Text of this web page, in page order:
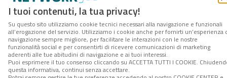
I tuoi contenuti, la tua privacy!
Su questo sito utilizziamo cookie tecnici necessari alla navigazione e funzionali
all’erogazione del servizio. Utilizziamo i cookie anche per fornirti un’esperienza
navigazione sempre migliore, per facilitare le interazioni con le nostre
funzionalità social e per consentirti di ricevere comunicazioni di marketing
aderenti alle tue abitudini di navigazione e ai tuoi interessi.
Puoi esprimere il tuo consenso cliccando su ACCETTA TUTTI I COOKIE.
questa informativa, continui senza accettare.